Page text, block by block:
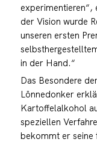
experimentieren“,
der Vision wurde
unseren ersten
in der Hand.“
Das Besondere
Lönnedonker
Kartoffelalkohol
speziellen
bekommt er seine